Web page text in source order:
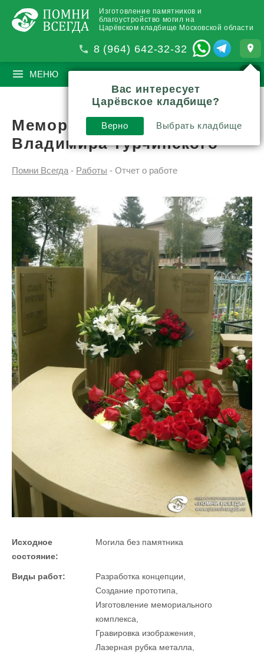
Изготовление памятников и
благоустройство могил на
Царёвском кладбище Московской области
8 (964) 642-32-32
МЕНЮ ПОИСК
Мемориальный комплекс
Владимира Турчинского
Помни Всегда - Работы -Отчет о работе
Исходное
состояние:
Могила без памятника
Виды работ:
Разработка концепции,
Создание прототипа,
Изготовление мемориального
комплекса,
Гравировка изображения,
Лазерная рубка металла,
Вас интересует
Царёвское кладбище?
Верно Выбрать кладбище